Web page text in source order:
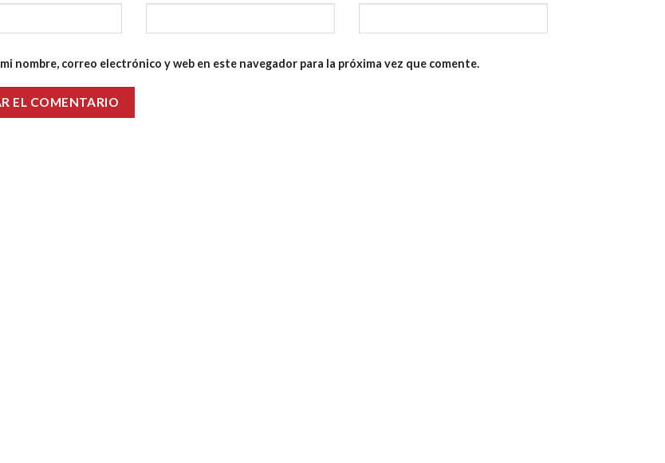
nombre, correo electrónico y web en este navegador para la próxima vez que comente.